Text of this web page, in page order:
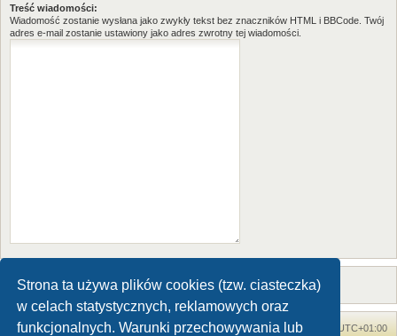
Strona ta używa plików cookies (tzw. ciasteczka)
w celach statystycznych, reklamowych oraz
funkcjonalnych. Warunki przechowywania lub
Treść wiadomości:
Wiadomość zostanie wysłana jako zwykły tekst bez znaczników HTML i BBCode. Twój
adres e-mail zostanie ustawiony jako adres zwrotny tej wiadomości.
Forum Dinozaury.com Strona główna Strefa czasowa UTC+01:00